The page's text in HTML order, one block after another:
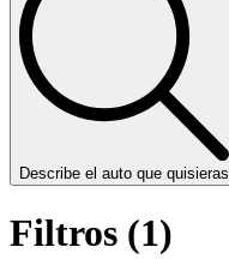
Describe el auto que quisieras
Filtros (1)